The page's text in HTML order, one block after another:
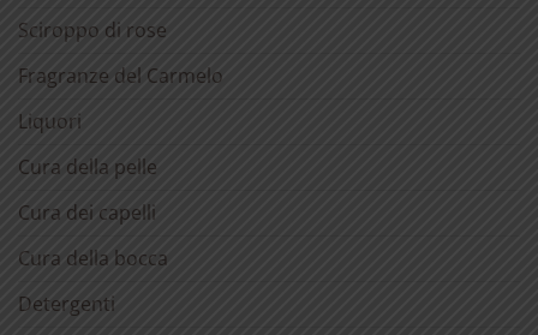
Sciroppo di rose
Fragranze del Carmelo
Liquori
Cura della pelle
Cura dei capelli
Cura della bocca
Detergenti